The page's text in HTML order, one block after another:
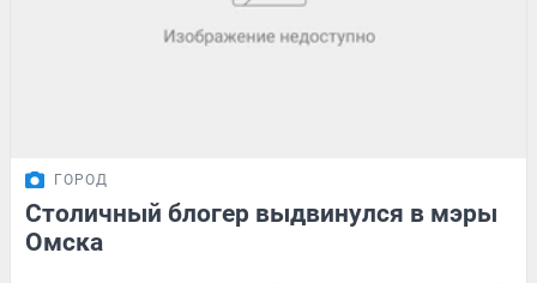
ГОРОД
Столичный блогер выдвинулся в мэры
Омска